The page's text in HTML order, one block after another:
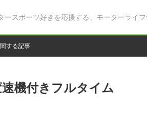
スポーツ好きを応援する、モーターライフ
する記事
機付きフルタイム